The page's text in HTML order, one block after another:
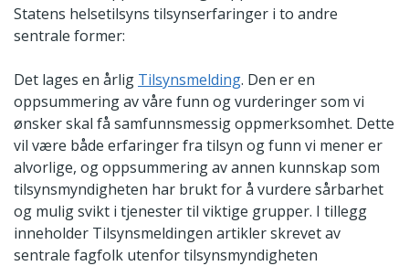
Statens helsetilsyns tilsynserfaringer i to andre
sentrale former:
Det lages en årlig Tilsynsmelding. Den er en
oppsummering av våre funn og vurderinger som vi
ønsker skal få samfunnsmessig oppmerksomhet. Dette
vil være både erfaringer fra tilsyn og funn vi mener er
alvorlige, og oppsummering av annen kunnskap som
tilsynsmyndigheten har brukt for å vurdere sårbarhet
og mulig svikt i tjenester til viktige grupper. I tillegg
inneholder Tilsynsmeldingen artikler skrevet av
sentrale fagfolk utenfor tilsynsmyndigheten